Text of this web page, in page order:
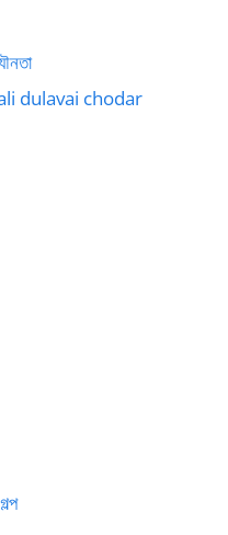
shali dulavai chodar